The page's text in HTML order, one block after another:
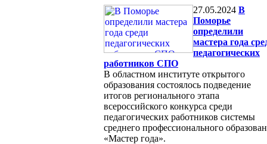
27.05.2024 В
Поморье
определили
мастера года
педагогических
работников СПО
В областном институте открытого
образования состоялось подведение
итогов регионального этапа
всероссийского конкурса среди
педагогических работников системы
среднего профессионального
«Мастер года».